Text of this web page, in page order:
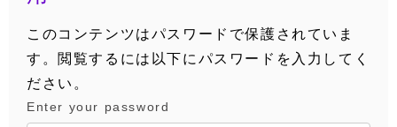
このコンテンツはパスワードで保護されていま
す。閲覧するには以下にパスワードを入力してく
ださい。
Enter your password